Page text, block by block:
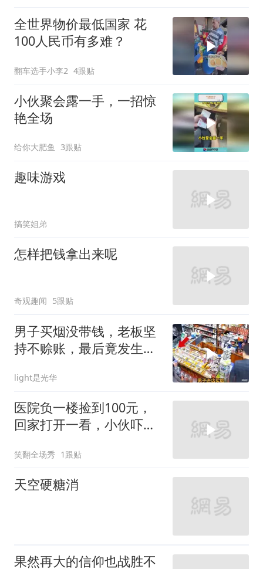
全世界物价最低国家 花
100人民币有多难？
翻车选手小李2 4跟贴
小伙聚会露一手，一招惊
艳全场
给你大肥鱼 3跟贴
趣味游戏
搞笑姐弟
怎样把钱拿出来呢
奇观趣闻 5跟贴
男子买烟没带钱，老板坚
持不赊账，最后竟发生这
light是光华
医院负一楼捡到100元，
回家打开一看，小伙吓得
笑翻全场秀 1跟贴
天空硬糖消
果然再大的信仰也战胜不